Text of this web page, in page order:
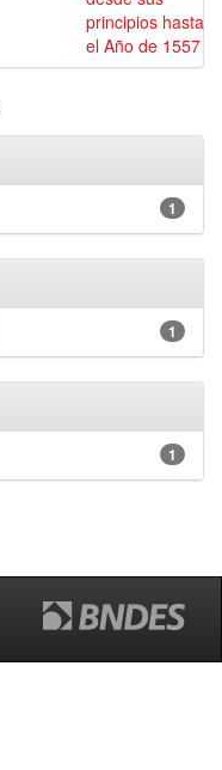
principios hasta
el Año de 1557
1
1
1